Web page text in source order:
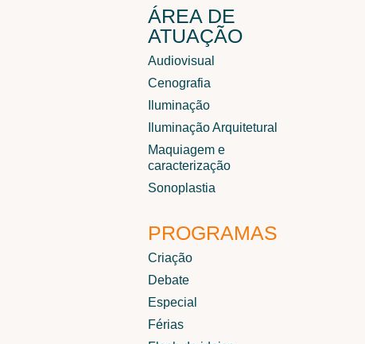
ÁREA DE
ATUAÇÃO
Audiovisual
Cenografia
Iluminação
Iluminação Arquitetural
Maquiagem e
caracterização
Sonoplastia
PROGRAMAS
Criação
Debate
Especial
Férias